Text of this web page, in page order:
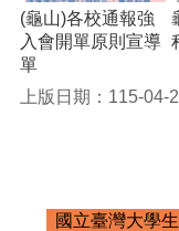
(龜山)各校通報強
入會開單原則宣導
單
上版日期：115-04-
國立臺灣大學